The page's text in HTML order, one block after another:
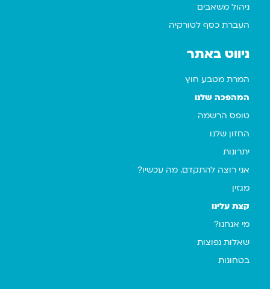
ניהול משאבים
העברת כסף לטורקיה
ניווט באתר
המרת מטבע חוץ
המהפכה שלנו
טופס הרשמה
החזון שלנו
יתרונות
אני רוצה להתקדם. מה עכשיו?
מגזין
קצת עלינו
מי אנחנו?
שאלות נפוצות
בטחונות